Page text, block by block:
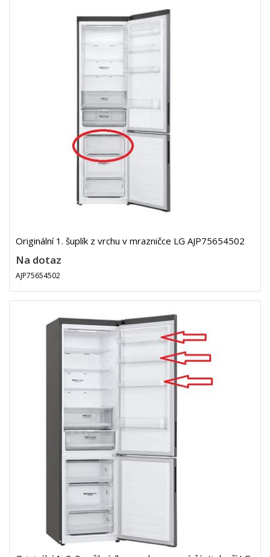
Originální 1. šuplík z vrchu v mrazničce LG AJP75654502
Na dotaz
AJP75654502